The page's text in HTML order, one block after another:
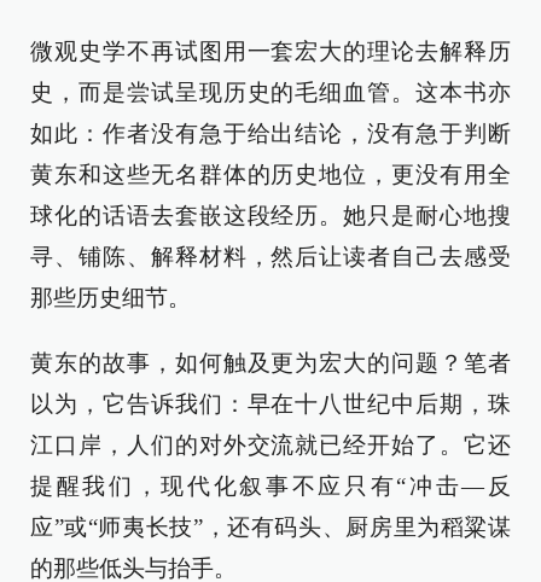
微观史学不再试图用一套宏大的理论去解释历
史，而是尝试呈现历史的毛细血管。这本书亦
如此：作者没有急于给出结论，没有急于判断
黄东和这些无名群体的历史地位，更没有用全
球化的话语去套嵌这段经历。她只是耐心地搜
寻、铺陈、解释材料，然后让读者自己去感受
那些历史细节。
黄东的故事，如何触及更为宏大的问题？笔者
以为，它告诉我们：早在十八世纪中后期，珠
江口岸，人们的对外交流就已经开始了。它还
提醒我们，现代化叙事不应只有“冲击—反
应”或“师夷长技”，还有码头、厨房里为稻粱谋
的那些低头与抬手。